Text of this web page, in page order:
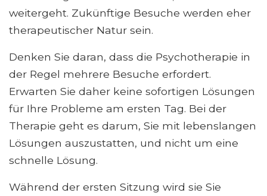
weitergeht. Zukünftige Besuche werden eher
therapeutischer Natur sein.
Denken Sie daran, dass die Psychotherapie in
der Regel mehrere Besuche erfordert.
Erwarten Sie daher keine sofortigen Lösungen
für Ihre Probleme am ersten Tag. Bei der
Therapie geht es darum, Sie mit lebenslangen
Lösungen auszustatten, und nicht um eine
schnelle Lösung.
Während der ersten Sitzung wird sie Sie